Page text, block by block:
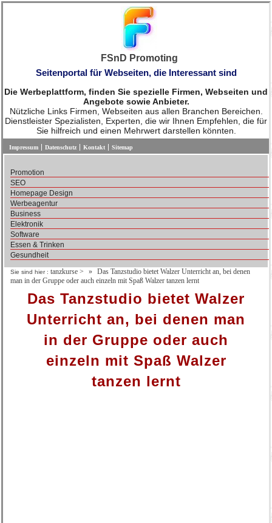
FSnD Promoting
Seitenportal für Webseiten, die Interessant sind
Die Werbeplattform, finden Sie spezielle Firmen, Webseiten und
Angebote sowie Anbieter.
Nützliche Links Firmen, Webseiten aus allen Branchen Bereichen.
Dienstleister Spezialisten, Experten, die wir Ihnen Empfehlen, die für
Sie hilfreich und einen Mehrwert darstellen könnten.
Impressum Datenschutz Kontakt Sitemap
Promotion
SEO
Homepage Design
Werbeagentur
Business
Elektronik
Software
Essen & Trinken
Gesundheit
Sie sind hier : tanzkurse >
Das Tanzstudio bietet Walzer Unterricht an, bei denen
man in der Gruppe oder auch einzeln mit Spaß Walzer tanzen lernt
Das Tanzstudio bietet Walzer
Unterricht an, bei denen man
in der Gruppe oder auch
einzeln mit Spaß Walzer
tanzen lernt